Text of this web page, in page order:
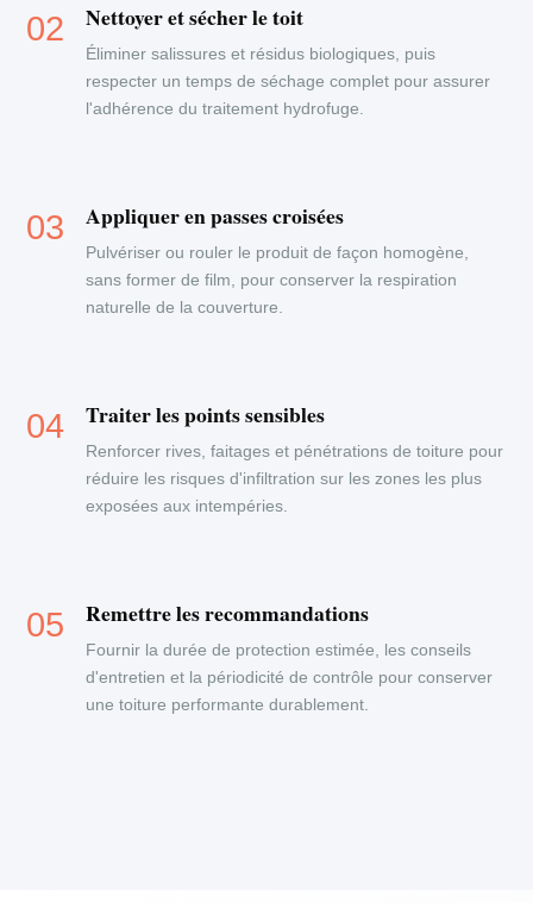
Nettoyer et sécher le toit
Éliminer salissures et résidus biologiques, puis
respecter un temps de séchage complet pour assurer
l'adhérence du traitement hydrofuge.
Appliquer en passes croisées
Pulvériser ou rouler le produit de façon homogène,
sans former de film, pour conserver la respiration
naturelle de la couverture.
Traiter les points sensibles
Renforcer rives, faitages et pénétrations de toiture pour
réduire les risques d'infiltration sur les zones les plus
exposées aux intempéries.
Remettre les recommandations
Fournir la durée de protection estimée, les conseils
d'entretien et la périodicité de contrôle pour conserver
une toiture performante durablement.